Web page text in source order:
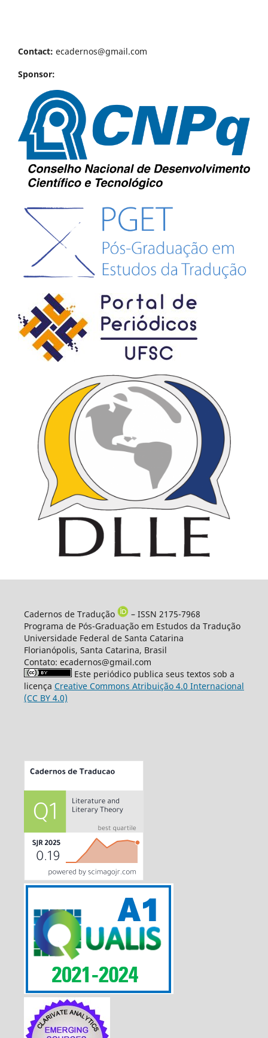
Contact: ecadernos@gmail.com
Sponsor:
Cadernos de Tradução
– ISSN 2175-7968
Programa de Pós-Graduação em Estudos da Tradução
Universidade Federal de Santa Catarina
Florianópolis, Santa Catarina, Brasil
Contato: ecadernos@gmail.com
Este periódico publica seus textos sob a
licença Creative Commons Atribuição 4.0 Internacional
(CC BY 4.0)